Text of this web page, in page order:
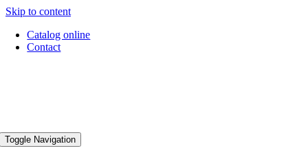
Skip to content
Catalog online
Contact
Toggle Navigation